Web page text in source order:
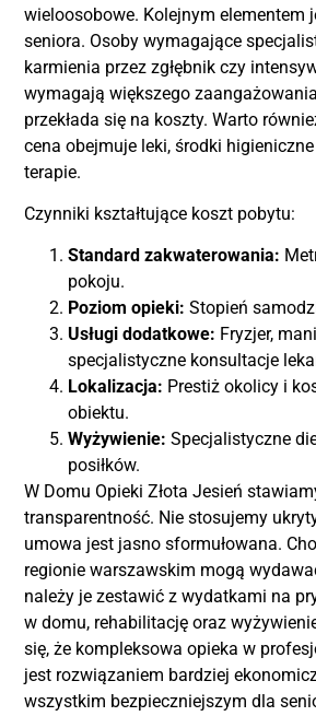
wieloosobowe. Kolejnym elementem
seniora. Osoby wymagające
karmienia przez zgłębnik czy
wymagają większego
przekłada się na koszty. Warto
cena obejmuje leki, środki
terapie.
Czynniki kształtujące koszt pobytu:
Standard zakwaterowania:
pokoju.
Poziom opieki: Stopień
Usługi dodatkowe: Fryzjer,
specjalistyczne konsultacje
Lokalizacja: Prestiż okolicy i
obiektu.
Wyżywienie: Specjalistyczne
posiłków.
W Domu Opieki Złota Jesień
transparentność. Nie stosujemy
umowa jest jasno sformułowana.
regionie warszawskim mogą
należy je zestawić z wydatkami na
w domu, rehabilitację oraz
się, że kompleksowa opieka w
jest rozwiązaniem bardziej
wszystkim bezpieczniejszym dla